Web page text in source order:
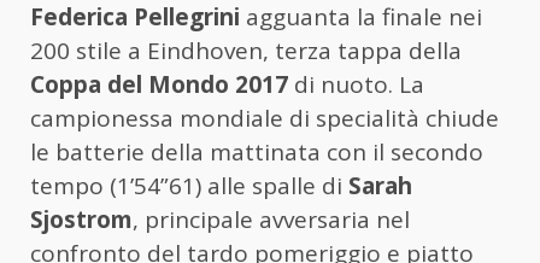
Federica Pellegrini agguanta la finale nei
200 stile a Eindhoven, terza tappa della
Coppa del Mondo 2017 di nuoto. La
campionessa mondiale di specialità chiude
le batterie della mattinata con il secondo
tempo (1’54”61) alle spalle di Sarah
Sjostrom, principale avversaria nel
confronto del tardo pomeriggio e piatto